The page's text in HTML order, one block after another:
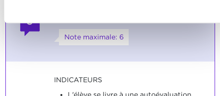
3
Note maximale: 6
INDICATEURS
L'élève se livre à une autoévaluation.